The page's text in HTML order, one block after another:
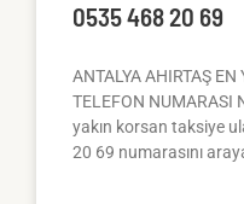
0535 468 20 69
ANTALYA AHIRTAŞ
TELEFON NUMARASI
yakın korsan taksiye
20 69 numarasını